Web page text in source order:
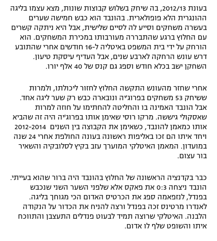
בעונת 2012/13, בה שיחק בשלוש קבוצות שונות, מצא עצמו בליגה
ההונגרית הלא פופולארית. בהונבד הוא כבש חמישה שערים
בעשרה משחקים וסייע לה לסיים שלישית, אבל היא ניתקה קשרים
עם החלוץ ברגע שהתבררה מעורבותו במכירת המשחקים. הוא
הורחק על ידי בית המשפט באיטליה ל-16 חודשים אחרי שהתובע
דרש עונש הרחקה לארבע שנים, אבל העדיף עיסקת טיעון.
השחקן ישב בכלא חודש וספג גם קנס של 40 אלף יורו.
אחרי שחזר מהעונש התקשה החלוץ לחזור ליכולתו, ולמרות
ששיחק 53 משחקים בפרוג'יה ונובארה כבש רק שער ליגה אחד.
אבל הונבד האמינה בו והחליטה להחתימו על חוזה למרות
שאסקולי גיששה. מרקו רוסי שאימן אותו בפרוג'יה היה זה שהביא
אותו כמאמן להונבד, כשאימן את הקבוצה בין השנים 2012-2014
ויחד איתו הם זכו באליפות ראשונה בעונה החולפת אחרי 24 שנה
במועדון. המאמן האיטלקי המוערך עזב בקיץ לסלובקיה והשאיר
בור עצום.
כבר בקדנציה הראשונה של החלוץ בהונבד היה ברור שהוא בעייתי.
הונבד ניצחה 0:3 את פאקס אלא שלפני השער השני שנכבש
בפנדל, לנזפאמה ספג את הכרטיס האדום הכי מגוחך בליגה.
לאנדרו מרטינס זכה בפנדל ורצה להניח את הכדור על הנקודה
הלבנה. האיטלקי שרוצה תמיד לבעוט פנדלים התעצבן והתווכח
איתו והשופט שלף לו אדום.